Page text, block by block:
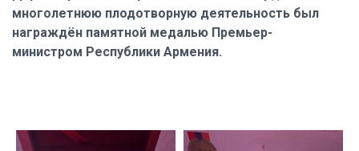
многолетнюю плодотворную деятельность был
награждён памятной медалью Премьер-
министром Республики Армения.